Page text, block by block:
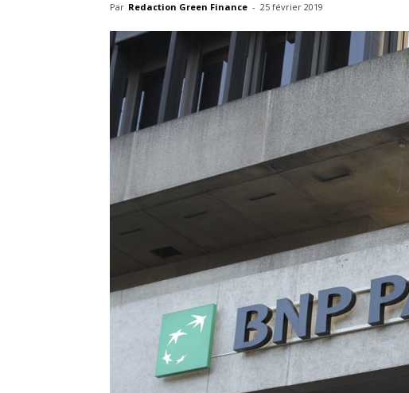
Par Redaction Green Finance - 25 février 2019